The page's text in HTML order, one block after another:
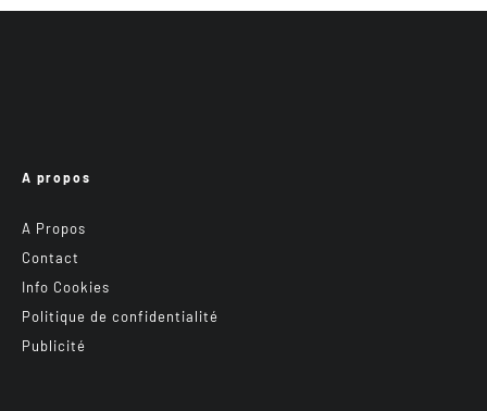
A propos
A Propos
Contact
Info Cookies
Politique de confidentialité
Publicité